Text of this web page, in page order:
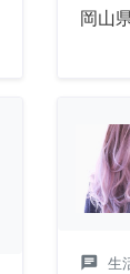
岡山
chat 生